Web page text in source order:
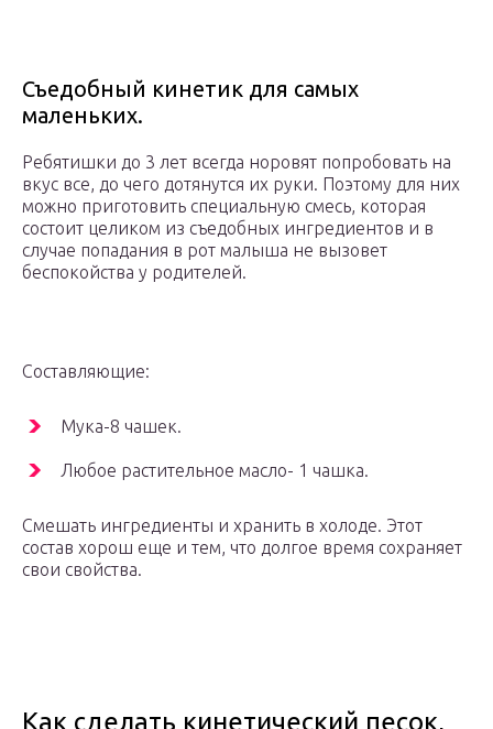
Съедобный кинетик для самых
маленьких.
Ребятишки до 3 лет всегда норовят попробовать на
вкус все, до чего дотянутся их руки. Поэтому для них
можно приготовить специальную смесь, которая
состоит целиком из съедобных ингредиентов и в
случае попадания в рот малыша не вызовет
беспокойства у родителей.
Составляющие:
Мука-8 чашек.
Любое растительное масло- 1 чашка.
Смешать ингредиенты и хранить в холоде. Этот
состав хорош еще и тем, что долгое время сохраняет
свои свойства.
Как сделать кинетический песок,